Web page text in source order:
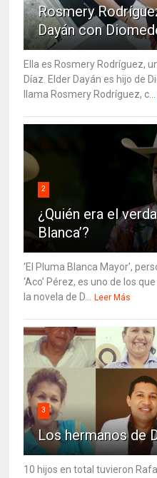
Rosmery
Dayán con
Ella es Rosmery Rodríguez,
Díaz. Elder Dayán es hijo de
llama Rosmery Rodríguez, c...
2
¿Quién era el
Blanca’?
‘El Pluma Blanca Mayor’,
‘Aco’ Pérez, es uno de los
la novela de D... Leer Más
3
Los hermanos de
10 hijos en total tuvieron